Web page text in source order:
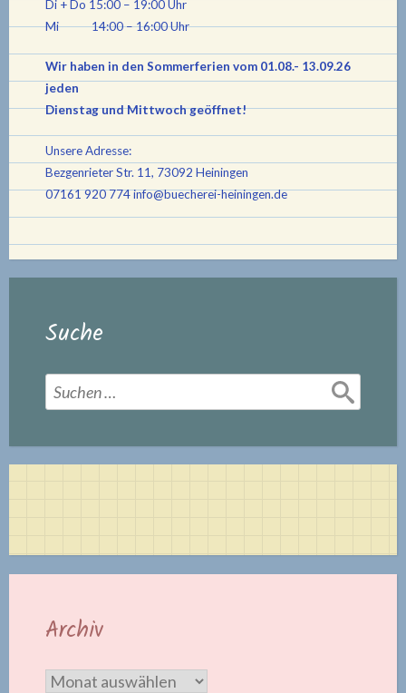
Di + Do 15:00 – 19:00 Uhr
Mi 14:00 – 16:00 Uhr
Wir haben in den Sommerferien vom 01.08.- 13.09.26
jeden
Dienstag und Mittwoch geöffnet!
Unsere Adresse:
Bezgenrieter Str. 11, 73092 Heiningen
07161 920 774info@buecherei-heiningen.de
Suche
Suchen
nach:
Archiv
Archiv